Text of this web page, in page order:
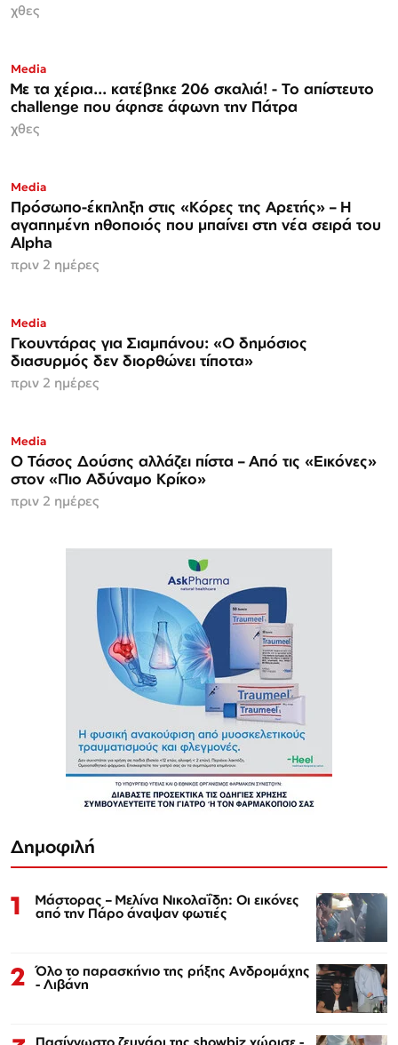
χθες
Media
Με τα χέρια... κατέβηκε 206 σκαλιά! - Το απίστευτο
challenge που άφησε άφωνη την Πάτρα
χθες
Media
Πρόσωπο-έκπληξη στις «Κόρες της Αρετής» – Η
αγαπημένη ηθοποιός που μπαίνει στη νέα σειρά του
Alpha
πριν 2 ημέρες
Media
Γκουντάρας για Σιαμπάνου: «Ο δημόσιος
διασυρμός δεν διορθώνει τίποτα»
πριν 2 ημέρες
Media
Ο Τάσος Δούσης αλλάζει πίστα – Από τις «Εικόνες»
στον «Πιο Αδύναμο Κρίκο»
πριν 2 ημέρες
Δημοφιλή
1 Μάστορας – Μελίνα Νικολαΐδη: Οι εικόνες
από την Πάρο άναψαν φωτιές
2 Όλο το παρασκήνιο της ρήξης Ανδρομάχης
- Λιβάνη
Πασίγνωστο ζευγάρι της showbiz χώρισε -